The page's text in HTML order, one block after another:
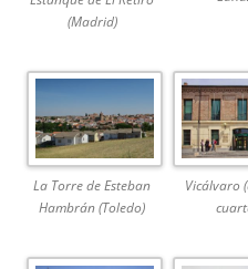
(Madrid)
La Torre de Esteban
Hambrán (Toledo)
Vicálvaro